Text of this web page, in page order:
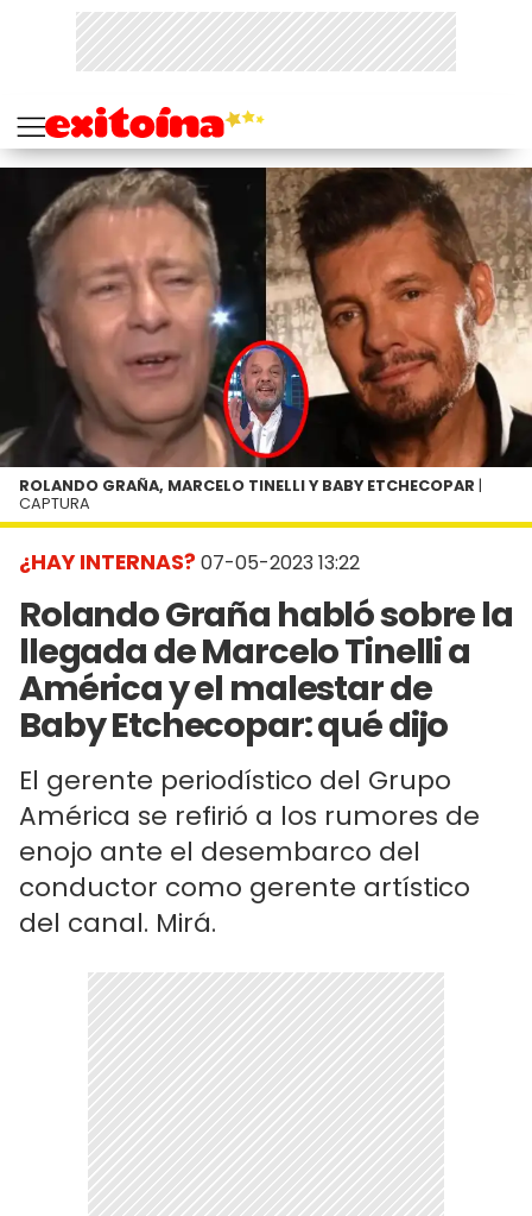
¿HAY INTERNAS? 07-05-2023 13:22
Rolando Graña habló sobre la
llegada de Marcelo Tinelli a
América y el malestar de
Baby Etchecopar: qué dijo
El gerente periodístico del Grupo
América se refirió a los rumores de
enojo ante el desembarco del
conductor como gerente artístico
del canal. Mirá.
ROLANDO GRAÑA, MARCELO TINELLI Y BABY ETCHECOPAR |
CAPTURA